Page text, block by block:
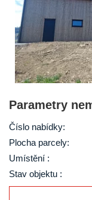
Parametry
Číslo nabídky:
Plocha parcely:
Umístění :
Stav objektu :